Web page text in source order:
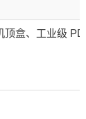
顶盒、工业级